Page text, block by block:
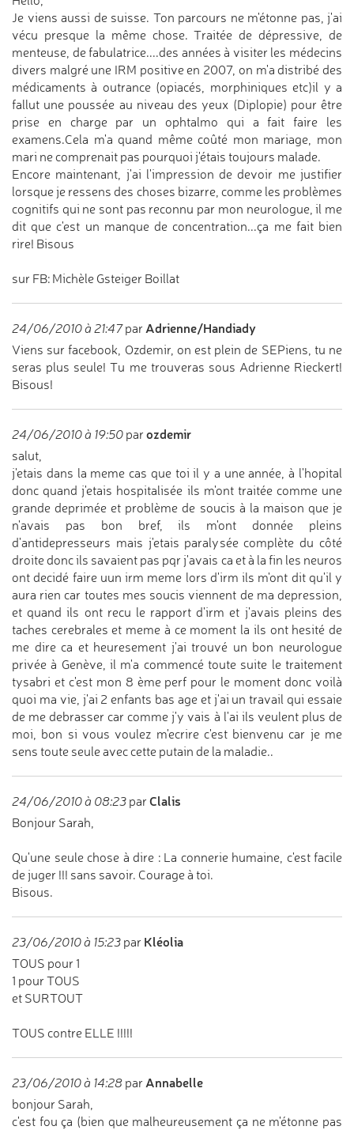
Je viens aussi de suisse. Ton parcours ne m'étonne pas, j'ai
vécu presque la même chose. Traitée de dépressive, de
menteuse, de fabulatrice....des années à visiter les médecins
divers malgré une IRM positive en 2007, on m'a distribé des
médicaments à outrance (opiacés, morphiniques etc)il y a
fallut une poussée au niveau des yeux (Diplopie) pour être
prise en charge par un ophtalmo qui a fait faire les
examens.Cela m'a quand même coûté mon mariage, mon
mari ne comprenait pas pourquoi j'étais toujours malade.
Encore maintenant, j'ai l'impression de devoir me justifier
lorsque je ressens des choses bizarre, comme les problèmes
cognitifs qui ne sont pas reconnu par mon neurologue, il me
dit que c'est un manque de concentration...ça me fait bien
rire! Bisous
sur FB: Michèle Gsteiger Boillat
24/06/2010 à 21:47par Adrienne/Handiady
Viens sur facebook, Ozdemir, on est plein de SEPiens, tu ne
seras plus seule! Tu me trouveras sous Adrienne Rieckert!
Bisous!
24/06/2010 à 19:50 par ozdemir
salut,
j'etais dans la meme cas que toi il y a une année, à l'hopital
donc quand j'etais hospitalisée ils m'ont traitée comme une
grande deprimée et problème de soucis à la maison que je
n'avais pas bon bref, ils m'ont donnée pleins
d'antidepresseurs mais j'etais paralysée complète du côté
droite donc ils savaient pas pqr j'avais ca et à la fin les neuros
ont decidé faire uun irm meme lors d'irm ils m'ont dit qu'il y
aura rien car toutes mes soucis viennent de ma depression,
et quand ils ont recu le rapport d'irm et j'avais pleins des
taches cerebrales et meme à ce moment la ils ont hesité de
me dire ca et heuresement j'ai trouvé un bon neurologue
privée à Genève, il m'a commencé toute suite le traitement
tysabri et c'est mon 8 ème perf pour le moment donc voilà
quoi ma vie, j'ai 2 enfants bas age et j'ai un travail qui essaie
de me debrasser car comme j'y vais à l'ai ils veulent plus de
moi, bon si vous voulez m'ecrire c'est bienvenu car je me
sens toute seule avec cette putain de la maladie..
24/06/2010 à 08:23 par Clalis
Bonjour Sarah,
Qu'une seule chose à dire : La connerie humaine, c'est facile
de juger !!! sans savoir. Courage à toi.
Bisous.
23/06/2010 à 15:23 par Kléolia
TOUS pour 1
1 pour TOUS
et SURTOUT
TOUS contre ELLE !!!!!
23/06/2010 à 14:28 par Annabelle
bonjour Sarah,
c'est fou ça (bien que malheureusement ça ne m'étonne pas